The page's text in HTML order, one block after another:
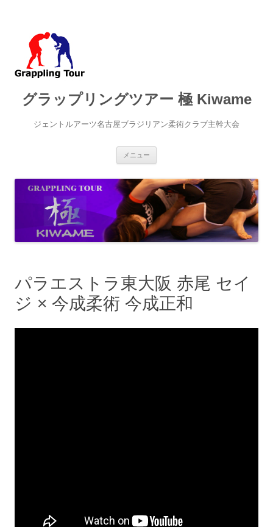
グラップリングツアー 極 Kiwame
ジェントルアーツ名古屋ブラジリアン柔術クラブ主幹大会
メニュー
ン
ツ
へ
ス
キ
ッ
プ
パラエストラ東大阪 赤尾 セイ
ジ × 今成柔術 今成正和